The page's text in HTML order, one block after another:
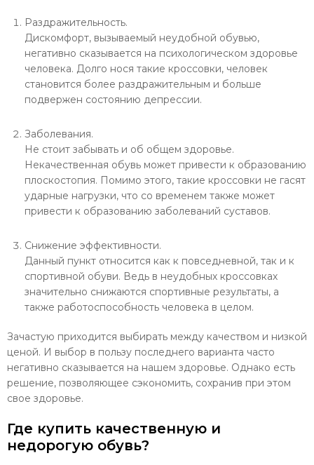
Раздражительность.
Дискомфорт, вызываемый неудобной обувью,
негативно сказывается на психологическом здоровье
человека. Долго нося такие кроссовки, человек
становится более раздражительным и больше
подвержен состоянию депрессии.
Заболевания.
Не стоит забывать и об общем здоровье.
Некачественная обувь может привести к образованию
плоскостопия. Помимо этого, такие кроссовки не гасят
ударные нагрузки, что со временем также может
привести к образованию заболеваний суставов.
Снижение эффективности.
Данный пункт относится как к повседневной, так и к
спортивной обуви. Ведь в неудобных кроссовках
значительно снижаются спортивные результаты, а
также работоспособность человека в целом.
Зачастую приходится выбирать между качеством и низкой
ценой. И выбор в пользу последнего варианта часто
негативно сказывается на нашем здоровье. Однако есть
решение, позволяющее сэкономить, сохранив при этом
свое здоровье.
Где купить качественную и
недорогую обувь?